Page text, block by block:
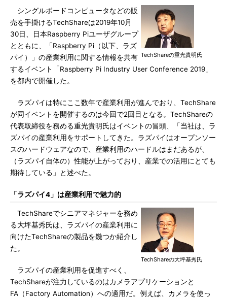
TechShareの重光貴明氏
シングルボードコンピュータなどの販
売を手掛けるTechShareは2019年10月
30日、日本Raspberry Piユーザグループ
とともに、「Raspberry Pi（以下、ラズ
パイ）」の産業利用に関する情報を共有
するイベント「Raspberry Pi Industry User Conference 2019」
を都内で開催した。
ラズパイは特にここ数年で産業利用が進んでおり、TechShare
が同イベントを開催するのは今回で2回目となる。TechShareの
代表取締役を務める重光貴明氏はイベントの冒頭、「当社は、ラ
ズパイの産業利用をサポートしてきた。ラズパイはオープンソー
スのハードウェアなので、産業利用のハードルはまだあるが、
（ラズパイ自体の）性能が上がっており、産業での活用にとても
期待している」と述べた。
「ラズパイ4」は産業利用で魅力的
TechShareの大坪基秀氏
TechShareでシニアマネジャーを務め
る大坪基秀氏は、ラズパイの産業利用に
向けたTechShareの製品を幾つか紹介し
た。
ラズパイの産業利用を促進すべく、
TechShareが注力しているのはカメラアプリケーションと
FA（Factory Automation）への適用だ。例えば、カメラを使っ